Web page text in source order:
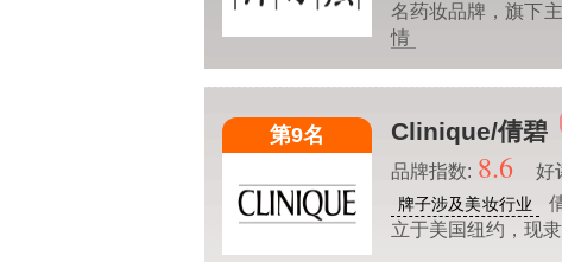
名药妆品牌，旗下
情
第9名 Clinique/倩碧
品牌指数: 8.6 好
牌子涉及美妆行业
立于美国纽约，现